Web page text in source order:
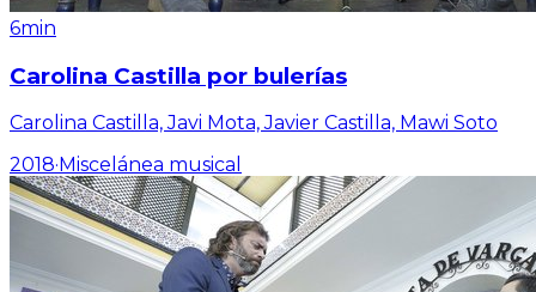
6min
Carolina Castilla por bulerías
Carolina Castilla, Javi Mota, Javier Castilla, Mawi Soto
2018· Miscelánea musical